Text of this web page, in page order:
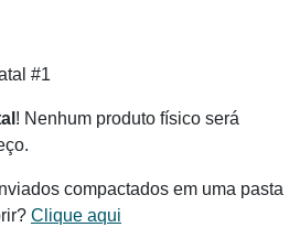
#1
! Nenhum produto físico será
compactados em uma pasta
Clique aqui